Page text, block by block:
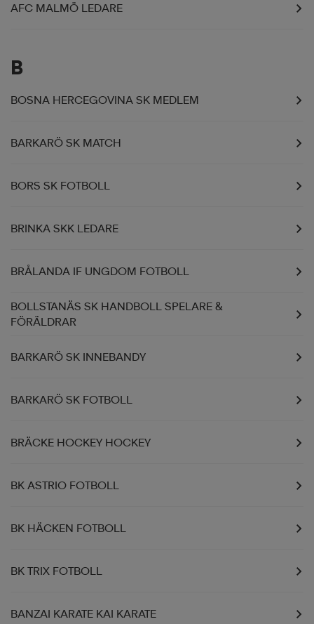
AFC MALMÖ LEDARE
B
BOSNA HERCEGOVINA SK MEDLEM
BARKARÖ SK MATCH
BORS SK FOTBOLL
BRINKA SKK LEDARE
BRÅLANDA IF UNGDOM FOTBOLL
BOLLSTANÄS SK HANDBOLL SPELARE &
FÖRÄLDRAR
BARKARÖ SK INNEBANDY
BARKARÖ SK FOTBOLL
BRÄCKE HOCKEY HOCKEY
BK ASTRIO FOTBOLL
BK HÄCKEN FOTBOLL
BK TRIX FOTBOLL
BANZAI KARATE KAI KARATE